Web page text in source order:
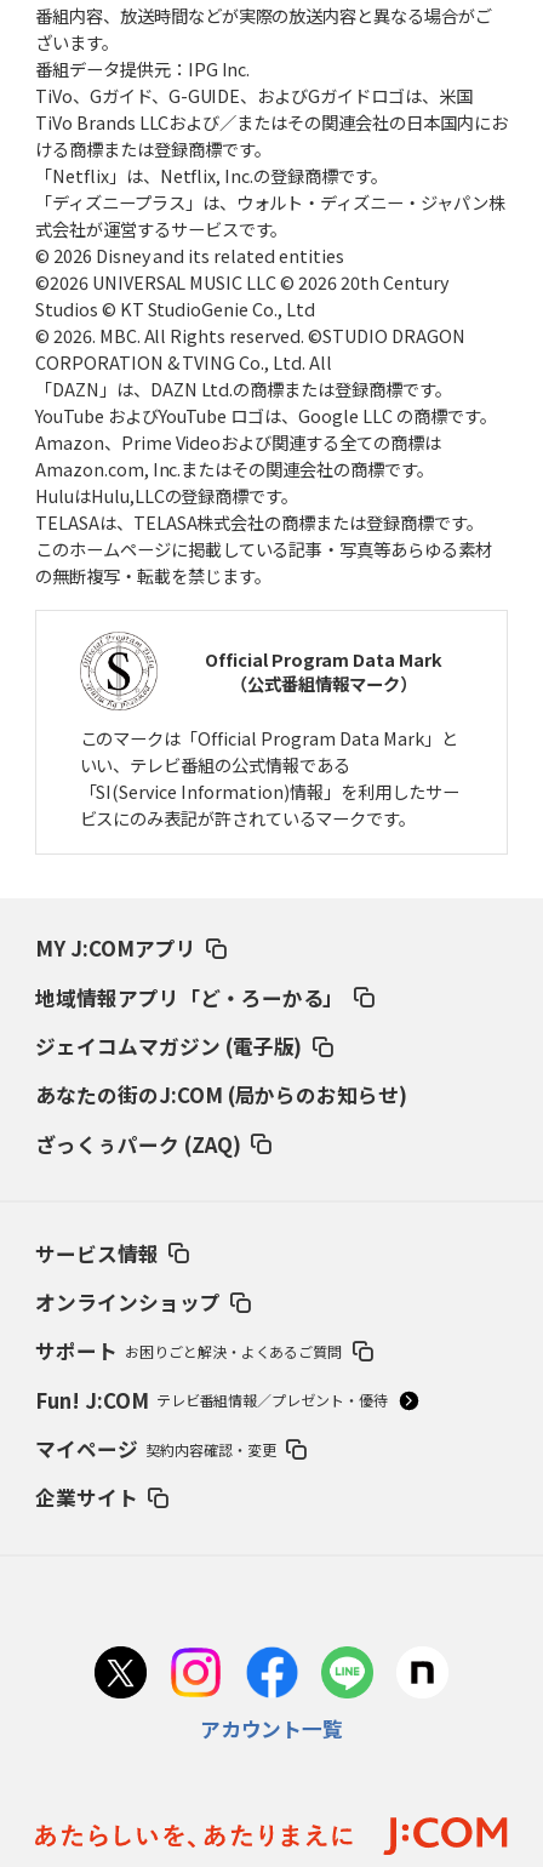
2025年10月23日(木)
早実、57年春、紫紺の大旗を関東に
2025年9月25日(木)
約半世紀前の“関東三羽烏”伝説土屋正勝、工藤一彦、永川英植
2025年8月28日(木)
沖縄尚学、2枚看板で夏初制覇 優勝の価値と沖縄野球の近未来
2025年7月24日(木)
PLの名将・中村順司の勝負采配81春、倉吉北戦での伝令の意図
2025年6月26日(木)
長嶋茂雄、伝説の特大ホームラン野球少年からミスタープロ野球へ
2025年5月22日(木)
日本人メジャーリーガー第1号マッシー村上、法政二高の青春
2025年4月24日(木)
2025年3月27日(木)
大分商・岡﨑郁、巨人入りの真相長嶋茂雄が“一目惚れ”した一打
2025年2月27日(木)
駒大苫小牧、済美の春夏連覇断つ上甲正典「オマエが打ってれば」
2025年1月23日(木)
甲子園目指したジャイアント馬場「ミットにズシン」とくる剛速球
「松坂世代」のバッターの出世頭
2024年11月28日(木)
2024年10月24日(木)
2024年8月22日(木)
渡辺・横浜vs尾藤・箕島 80年夏、意地の名将対決
2024年7月25日(木)
2024年6月27日(木)
「別格中の別格」池永正明の伝説 下関商63年春V、夏準Vの立役者
99年夏、桐生一、群馬県勢初優勝 エース正田樹、潰れた血豆で熱投
番組内容、放送時間などが実際の放送内容と異なる場合がご
ざいます。
番組データ提供元：IPG Inc.
TiVo、Gガイド、G-GUIDE、およびGガイドロゴは、米国
TiVo Brands LLCおよび／またはその関連会社の日本国内にお
ける商標または登録商標です。
「Netflix」は、Netflix, Inc.の登録商標です。
「ディズニープラス」は、ウォルト・ディズニー・ジャパン株
式会社が運営するサービスです。
© 2026 Disney and its related entities
©2026 UNIVERSAL MUSIC LLC © 2026 20th Century
Studios © KT StudioGenie Co., Ltd
© 2026. MBC. All Rights reserved. ©STUDIO DRAGON
CORPORATION & TVING Co., Ltd. All
「DAZN」は、DAZN Ltd.の商標または登録商標です。
YouTube およびYouTube ロゴは、Google LLC の商標です。
Amazon、Prime Videoおよび関連する全ての商標は
Amazon.com, Inc.またはその関連会社の商標です。
HuluはHulu,LLCの登録商標です。
TELASAは、TELASA株式会社の商標または登録商標です。
このホームページに掲載している記事・写真等あらゆる素材
の無断複写・転載を禁じます。
Official Program Data Mark
（公式番組情報マーク）
このマークは「Official Program Data Mark」と
いい、テレビ番組の公式情報である
「SI(Service Information)情報」を利用したサー
ビスにのみ表記が許されているマークです。
MY J:COMアプリ
地域情報アプリ「ど・ろーかる」
ジェイコムマガジン (電子版)
あなたの街のJ:COM (局からのお知らせ)
ざっくぅパーク (ZAQ)
サービス情報
オンラインショップ
サポート お困りごと解決・よくあるご質問
Fun! J:COM テレビ番組情報／プレゼント・優待
マイページ 契約内容確認・変更
企業サイト
アカウント一覧